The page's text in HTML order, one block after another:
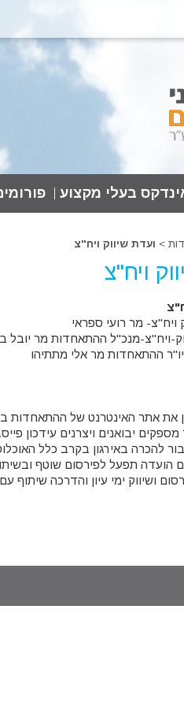
בעלי מקצוע
> ועדת שיווק ויח"צ
ויח"צ
ויח"צ- מר רועי ספראי
ויח"צ-מנכ"ל ההתאחדות מר יובל
ההתאחדות מר אלי מתתיהו
את אתר האינטרנט של ההתאחדות
יבואנים ויצרנים עידכון
להכרה באירגון בקרב כלל
הועדה תפעל לפירסום שוטף
ושיווק ימי עיון והדרכה שיתוף